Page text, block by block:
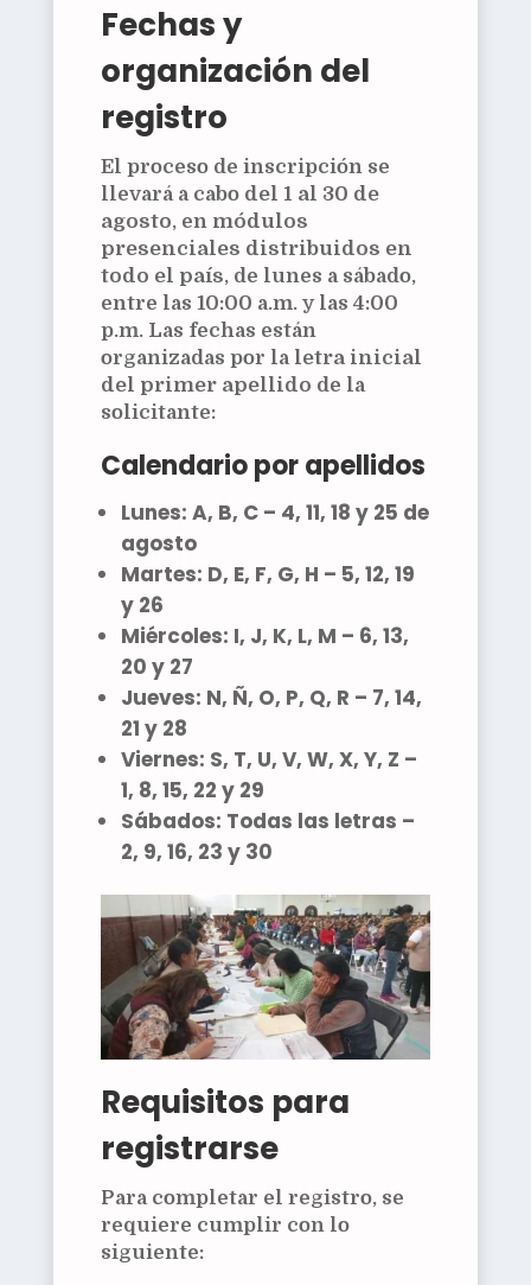
Fechas y
organización del
registro
El proceso de inscripción se
llevará a cabo del 1 al 30 de
agosto, en módulos
presenciales distribuidos en
todo el país, de lunes a sábado,
entre las 10:00 a.m. y las 4:00
p.m. Las fechas están
organizadas por la letra inicial
del primer apellido de la
solicitante:
Calendario por apellidos
Lunes: A, B, C – 4, 11, 18 y 25 de
agosto
Martes: D, E, F, G, H – 5, 12, 19
y 26
Miércoles: I, J, K, L, M – 6, 13,
20 y 27
Jueves: N, Ñ, O, P, Q, R – 7, 14,
21 y 28
Viernes: S, T, U, V, W, X, Y, Z –
1, 8, 15, 22 y 29
Sábados: Todas las letras –
2, 9, 16, 23 y 30
Requisitos para
registrarse
Para completar el registro, se
requiere cumplir con lo
siguiente: